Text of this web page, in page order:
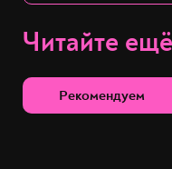
Читайте ещё
Рекомендуем